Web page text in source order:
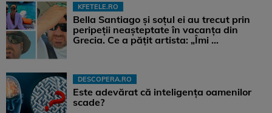
KFETELE.RO
Bella Santiago și soțul ei au trecut prin
peripeții neașteptate în vacanța din
Grecia. Ce a pățit artista: „Îmi ...
DESCOPERA.RO
Este adevărat că inteligența oamenilor
scade?